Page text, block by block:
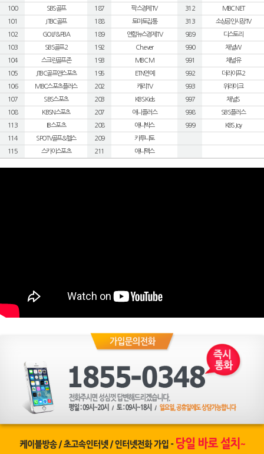
100
SBS골프
101
JTBC골프
102
GOLF&PBA
103
SBS골프2
104
스크린골프존
105
JTBC골프앤스포츠
106
MBC스포츠플러스
107
SBS스포츠
108
KBSN스포츠
113
IB스포츠
114
SPOTV골프&헬스
115
스카이스포츠
187
팍스경제TV
188
토마토집통
189
연합뉴스경제TV
192
Ch.ever
193
MBC M
195
ETN연예
202
캐리TV
203
KBS Kids
207
애니플러스
208
애니박스
209
카투니토
211
애니맥스
312
MBC NET
313
소상공인시장TV
989
디스토리
990
채널W
991
채널유
992
더라이프2
993
위라이크
997
채널S
998
SBS플러스
999
KBS Joy